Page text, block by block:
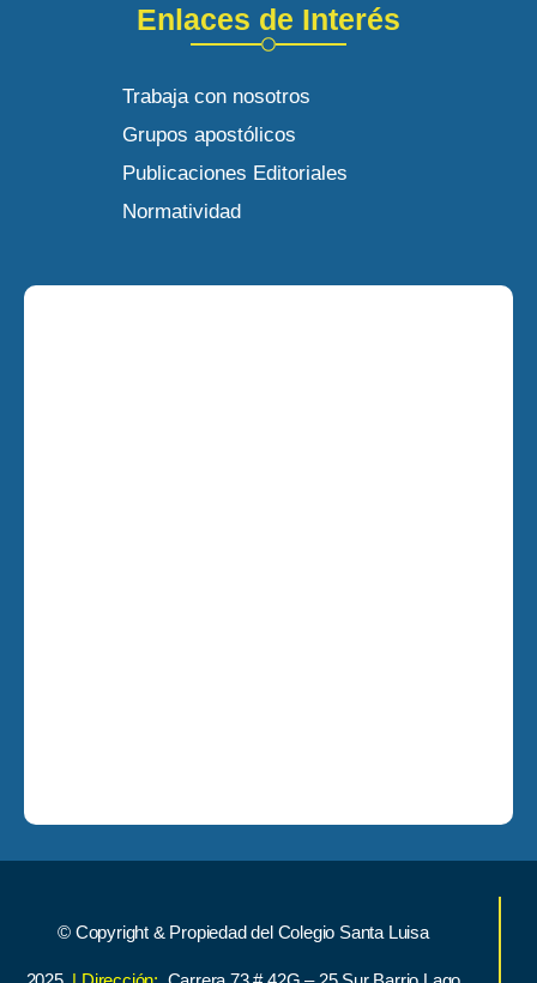
Enlaces de Interés
Trabaja con nosotros
Grupos apostólicos
Publicaciones Editoriales
Normatividad
© Copyright & Propiedad del Colegio Santa Luisa